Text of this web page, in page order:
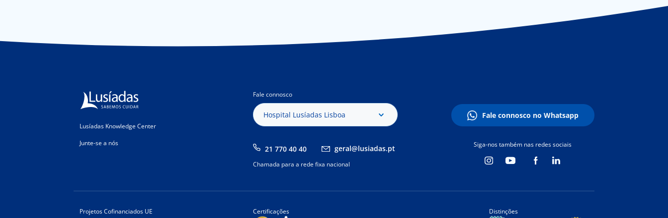
Lusíadas Knowledge Center
Junte-se a nós
Fale connosco
Hospital Lusíadas Lisboa
21 770 40 40 geral@lusiadas.pt
Chamada para a rede fixa nacional
Fale connosco no Whatsapp
Siga-nos também nas redes sociais
Projetos Cofinanciados UE Certificações Distinções